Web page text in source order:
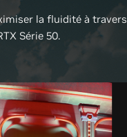
la fluidité à travers
Série 50.